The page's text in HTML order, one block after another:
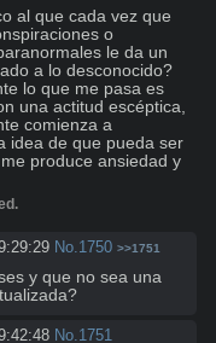
al que cada vez que
o
le da un
a lo desconocido?
lo que me pasa es
una actitud escéptica,
comienza a
idea de que pueda ser
produce ansiedad y
No.1750 >>1751
y que no sea una
No.1751